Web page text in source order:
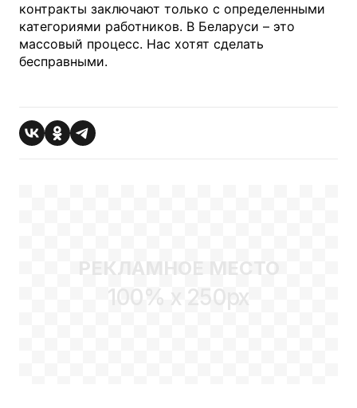
контракты заключают только с определенными
категориями работников. В Беларуси – это
массовый процесс. Нас хотят сделать
бесправными.
РЕКЛАМНОЕ МЕСТО
100% x 250px